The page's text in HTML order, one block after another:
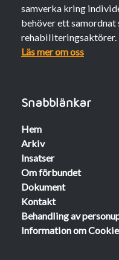
samverka kring
behöver ett
rehabiliteringsaktörer.
Läs mer om oss
Snabblänkar
Hem
Arkiv
Insatser
Om förbundet
Dokument
Kontakt
Behandling av
Information om